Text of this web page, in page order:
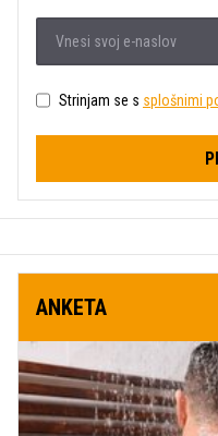
Strinjam se s splošnimi
ANKETA